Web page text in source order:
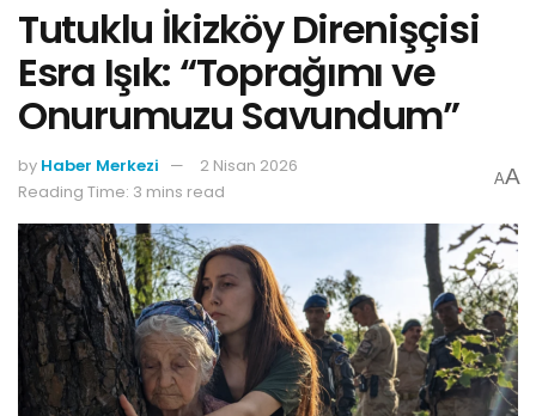
Tutuklu İkizköy Direnişçisi
Esra Işık: “Toprağımı ve
Onurumuzu Savundum”
by Haber Merkezi
2 Nisan 2026
Reading Time: 3 mins read
AA